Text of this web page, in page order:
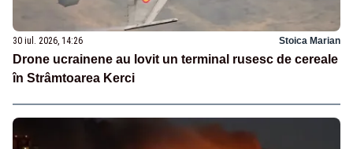
30 iul. 2026, 14:26 Stoica Marian
Drone ucrainene au lovit un terminal rusesc de cereale
în Strâmtoarea Kerci